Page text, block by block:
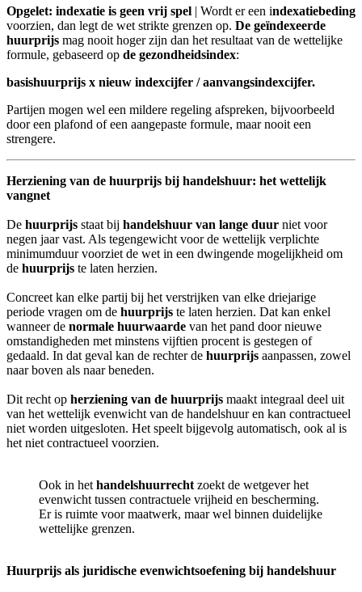
Opgelet: indexatie is geen vrij spel | Wordt er een indexatiebeding
voorzien, dan legt de wet strikte grenzen op. De geïndexeerde
huurprijs mag nooit hoger zijn dan het resultaat van de wettelijke
formule, gebaseerd op de gezondheidsindex:
basishuurprijs x nieuw indexcijfer / aanvangsindexcijfer.
Partijen mogen wel een mildere regeling afspreken, bijvoorbeeld
door een plafond of een aangepaste formule, maar nooit een
strengere.
Herziening van de huurprijs bij handelshuur: het wettelijk
vangnet
De huurprijs staat bij handelshuur van lange duur niet voor
negen jaar vast. Als tegengewicht voor de wettelijk verplichte
minimumduur voorziet de wet in een dwingende mogelijkheid om
de huurprijs te laten herzien.
Concreet kan elke partij bij het verstrijken van elke driejarige
periode vragen om de huurprijs te laten herzien. Dat kan enkel
wanneer de normale huurwaarde van het pand door nieuwe
omstandigheden met minstens vijftien procent is gestegen of
gedaald. In dat geval kan de rechter de huurprijs aanpassen, zowel
naar boven als naar beneden.
Dit recht op herziening van de huurprijs maakt integraal deel uit
van het wettelijk evenwicht van de handelshuur en kan contractueel
niet worden uitgesloten. Het speelt bijgevolg automatisch, ook al is
het niet contractueel voorzien.
Ook in het handelshuurrecht zoekt de wetgever het
evenwicht tussen contractuele vrijheid en bescherming.
Er is ruimte voor maatwerk, maar wel binnen duidelijke
wettelijke grenzen.
Huurprijs als juridische evenwichtsoefening bij handelshuur